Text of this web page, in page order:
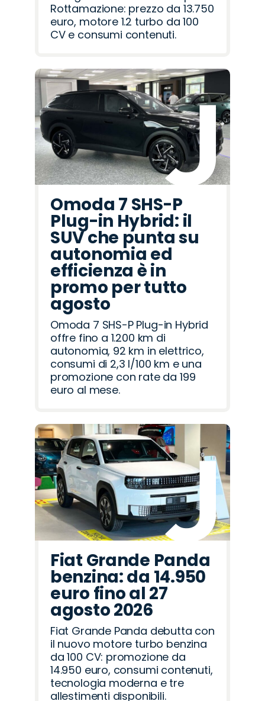
Rottamazione: prezzo da 13.750
euro, motore 1.2 turbo da 100
CV e consumi contenuti.
Omoda 7 SHS-P
Plug-in Hybrid: il
SUV che punta su
autonomia ed
efficienza è in
promo per tutto
agosto
Omoda 7 SHS-P Plug-in Hybrid
offre fino a 1.200 km di
autonomia, 92 km in elettrico,
consumi di 2,3 l/100 km e una
promozione con rate da 199
euro al mese.
Fiat Grande Panda
benzina: da 14.950
euro fino al 27
agosto 2026
Fiat Grande Panda debutta con
il nuovo motore turbo benzina
da 100 CV: promozione da
14.950 euro, consumi contenuti,
tecnologia moderna e tre
allestimenti disponibili.